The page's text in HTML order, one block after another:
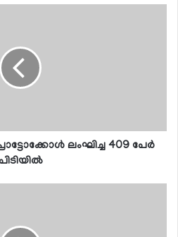
ലംഘിച്ച 409 പേര്‍
പിടിയില്‍